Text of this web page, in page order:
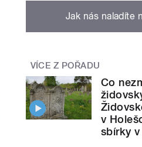
Jak nás naladíte
VÍCE Z POŘADU
Co
v
sbírky